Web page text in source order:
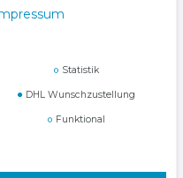
Statistik
DHL Wunschzustellung
Funktional